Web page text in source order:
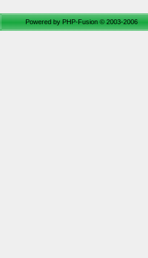
Powered byPHP-Fusion© 2003-2006